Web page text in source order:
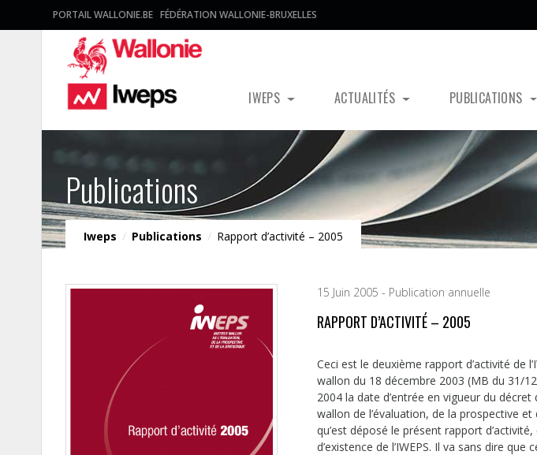
PORTAIL WALLONIE.BE FÉDÉRATION WALLONIE-BRUXELLES
IWEPS ACTUALITÉS PUBLICATIONS
Publications
Iweps / Publications / Rapport d’activité – 2005
15 Juin 2005 - Publication annuelle
RAPPORT D’ACTIVITÉ – 2005
Ceci est le deuxième rapport d’activité de
wallon du 18 décembre 2003 (MB du 31/
2004 la date d’entrée en vigueur du
wallon de l’évaluation, de la prospective
qu’est déposé le présent rapport
d’existence de l’IWEPS. Il va sans dire